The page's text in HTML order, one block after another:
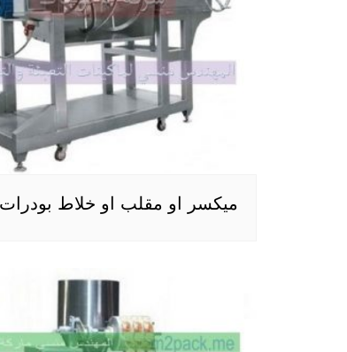
ميكسر او مقلب او خلاط بودرات